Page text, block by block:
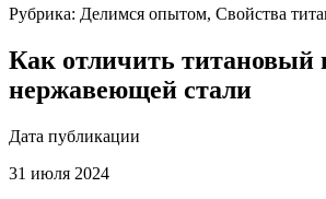
Рубрика: Делимся опытом, Свойства
Как отличить титановый
нержавеющей стали
Дата публикации
31 июля 2024